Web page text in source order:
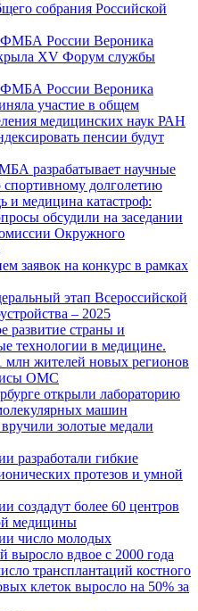
собрания Российской
ФМБА России Вероника
XV Форум службы
ФМБА России Вероника
участие в общем
медицинских наук РАН
пенсии будут
разрабатывает научные
долголетию
и медицина катастроф:
обсудили на заседании
Окружного
заявок на конкурс в рамках
этап Всероссийской
– 2025
развитие страны и
технологии в медицине.
жителей новых регионов
ОМС
открыли лабораторию
машин
золотые медали
разработали гибкие
протезов и умной
создадут более 60 центров
медицины
число молодых
выросло вдвое с 2000 года
трансплантаций костного
клеток выросло на 50% за